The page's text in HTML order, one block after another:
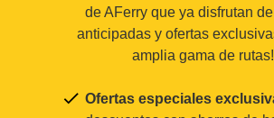
de AFerry que ya disfrutan
anticipadas y ofertas
amplia gama de rutas!
Ofertas especiales